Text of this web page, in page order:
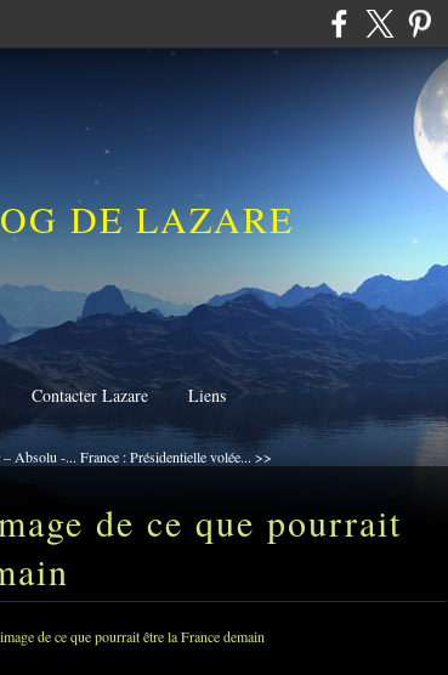
DE LAZARE
Contacter Lazare Liens
– Absolu -... France : Présidentielle volée... >>
de ce que pourrait